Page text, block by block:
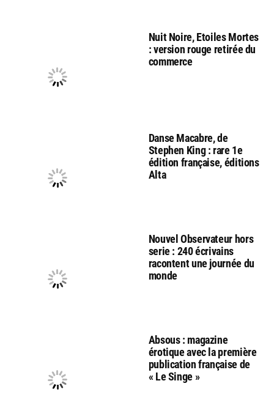
Nuit Noire, Etoiles Mortes
: version rouge retirée du
commerce
Danse Macabre, de
Stephen King : rare 1e
édition française, éditions
Alta
Nouvel Observateur hors
serie : 240 écrivains
racontent une journée du
monde
Absous : magazine
érotique avec la première
publication française de
« Le Singe »